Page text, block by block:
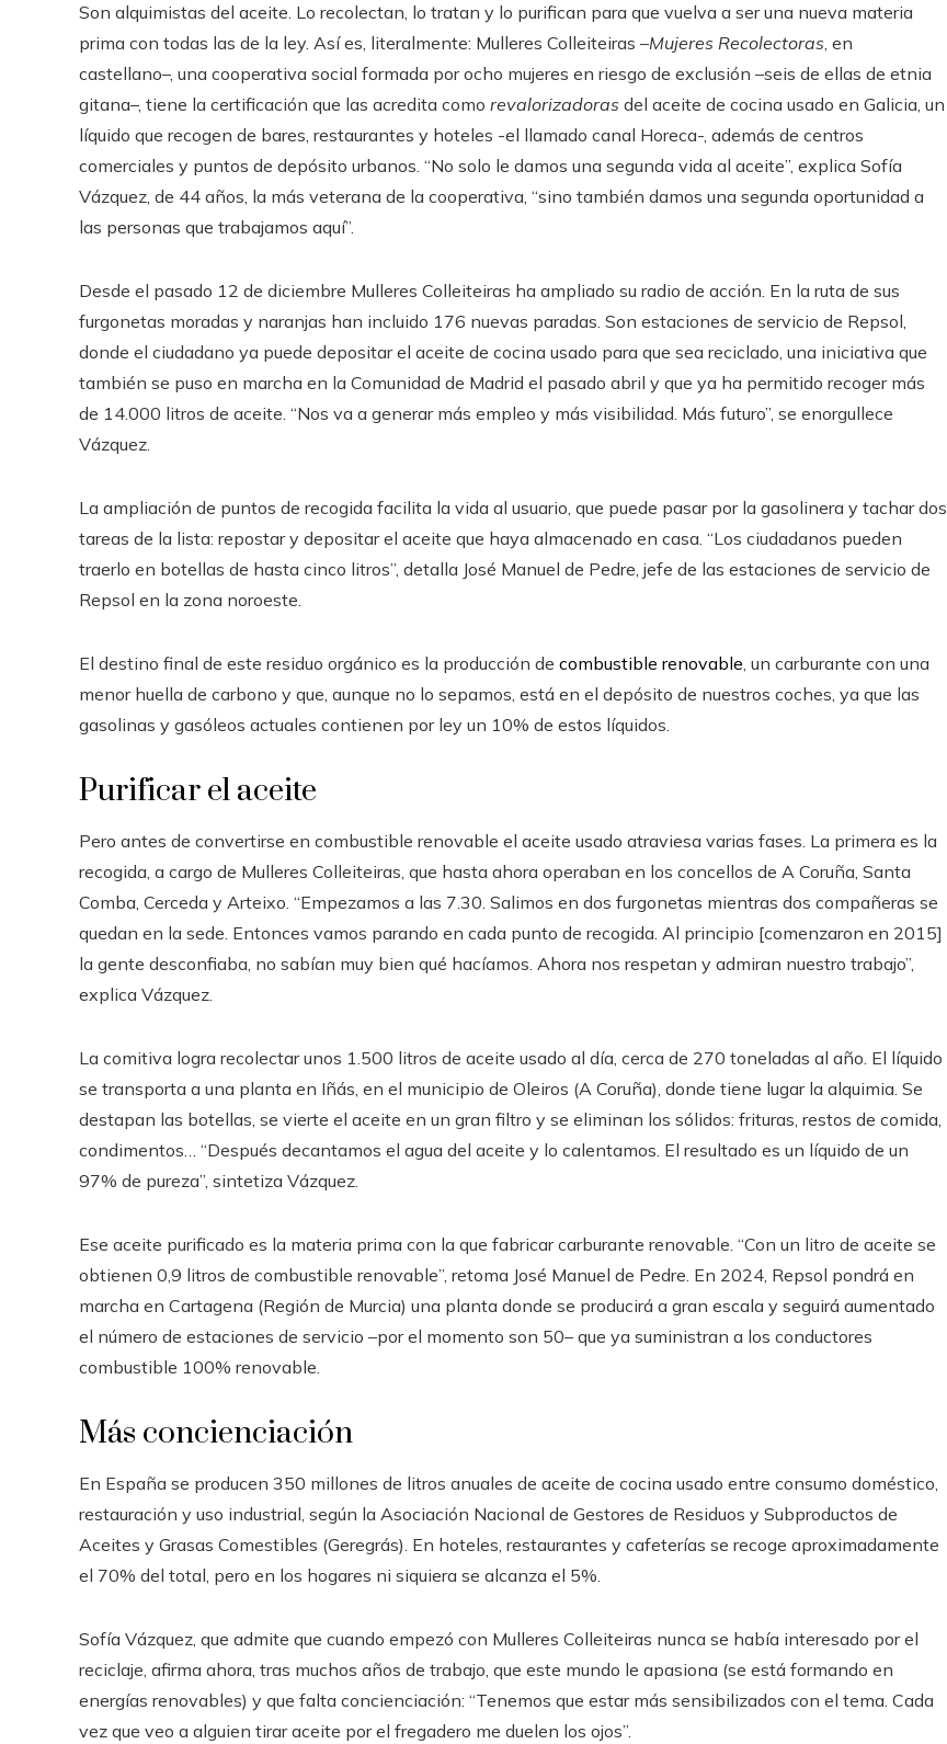
Son alquimistas del aceite. Lo recolectan, lo tratan y lo purifican para que vuelva a ser una nueva materia
prima con todas las de la ley. Así es, literalmente: Mulleres Colleiteiras –Mujeres Recolectoras, en
castellano–, una cooperativa social formada por ocho mujeres en riesgo de exclusión –seis de ellas de etnia
gitana–, tiene la certificación que las acredita como revalorizadoras del aceite de cocina usado en Galicia, un
líquido que recogen de bares, restaurantes y hoteles -el llamado canal Horeca-, además de centros
comerciales y puntos de depósito urbanos. “No solo le damos una segunda vida al aceite”, explica Sofía
Vázquez, de 44 años, la más veterana de la cooperativa, “sino también damos una segunda oportunidad a
las personas que trabajamos aquí”.
Desde el pasado 12 de diciembre Mulleres Colleiteiras ha ampliado su radio de acción. En la ruta de sus
furgonetas moradas y naranjas han incluido 176 nuevas paradas. Son estaciones de servicio de Repsol,
donde el ciudadano ya puede depositar el aceite de cocina usado para que sea reciclado, una iniciativa que
también se puso en marcha en la Comunidad de Madrid el pasado abril y que ya ha permitido recoger más
de 14.000 litros de aceite. “Nos va a generar más empleo y más visibilidad. Más futuro”, se enorgullece
Vázquez.
La ampliación de puntos de recogida facilita la vida al usuario, que puede pasar por la gasolinera y tachar dos
tareas de la lista: repostar y depositar el aceite que haya almacenado en casa. “Los ciudadanos pueden
traerlo en botellas de hasta cinco litros”, detalla José Manuel de Pedre, jefe de las estaciones de servicio de
Repsol en la zona noroeste.
El destino final de este residuo orgánico es la producción de combustible renovable, un carburante con una
menor huella de carbono y que, aunque no lo sepamos, está en el depósito de nuestros coches, ya que las
gasolinas y gasóleos actuales contienen por ley un 10% de estos líquidos.
Purificar el aceite
Pero antes de convertirse en combustible renovable el aceite usado atraviesa varias fases. La primera es la
recogida, a cargo de Mulleres Colleiteiras, que hasta ahora operaban en los concellos de A Coruña, Santa
Comba, Cerceda y Arteixo. “Empezamos a las 7.30. Salimos en dos furgonetas mientras dos compañeras se
quedan en la sede. Entonces vamos parando en cada punto de recogida. Al principio [comenzaron en 2015]
la gente desconfiaba, no sabían muy bien qué hacíamos. Ahora nos respetan y admiran nuestro trabajo”,
explica Vázquez.
La comitiva logra recolectar unos 1.500 litros de aceite usado al día, cerca de 270 toneladas al año. El líquido
se transporta a una planta en Iñás, en el municipio de Oleiros (A Coruña), donde tiene lugar la alquimia. Se
destapan las botellas, se vierte el aceite en un gran filtro y se eliminan los sólidos: frituras, restos de comida,
condimentos… “Después decantamos el agua del aceite y lo calentamos. El resultado es un líquido de un
97% de pureza”, sintetiza Vázquez.
Ese aceite purificado es la materia prima con la que fabricar carburante renovable. “Con un litro de aceite se
obtienen 0,9 litros de combustible renovable”, retoma José Manuel de Pedre. En 2024, Repsol pondrá en
marcha en Cartagena (Región de Murcia) una planta donde se producirá a gran escala y seguirá aumentado
el número de estaciones de servicio –por el momento son 50– que ya suministran a los conductores
combustible 100% renovable.
Más concienciación
En España se producen 350 millones de litros anuales de aceite de cocina usado entre consumo doméstico,
restauración y uso industrial, según la Asociación Nacional de Gestores de Residuos y Subproductos de
Aceites y Grasas Comestibles (Geregrás). En hoteles, restaurantes y cafeterías se recoge aproximadamente
el 70% del total, pero en los hogares ni siquiera se alcanza el 5%.
Sofía Vázquez, que admite que cuando empezó con Mulleres Colleiteiras nunca se había interesado por el
reciclaje, afirma ahora, tras muchos años de trabajo, que este mundo le apasiona (se está formando en
energías renovables) y que falta concienciación: “Tenemos que estar más sensibilizados con el tema. Cada
vez que veo a alguien tirar aceite por el fregadero me duelen los ojos”.